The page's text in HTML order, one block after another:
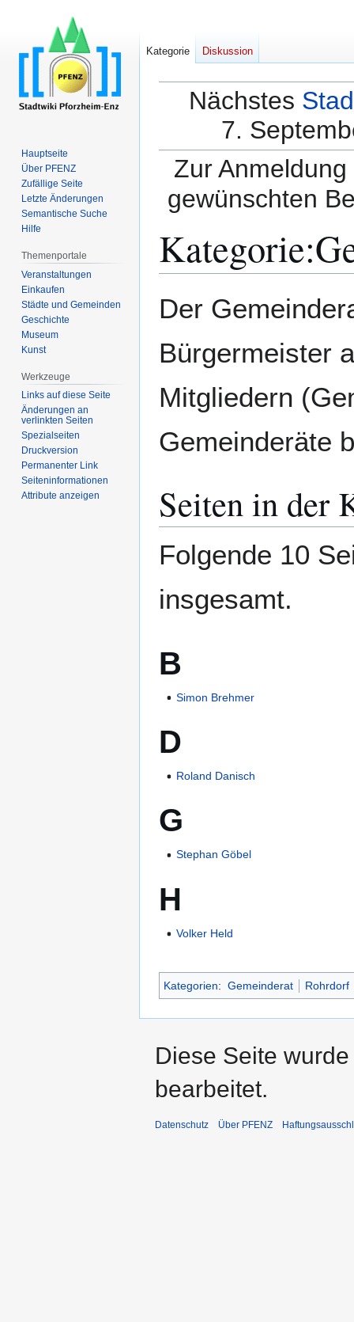
Nächstes
7.
Zur
gewünschten
Kategorie:
Navigation
Suche
Der
Bürgermeister
Mitgliedern
Gemeinderäte
Seiten in der
Folgende 10
insgesamt.
B
Simon Brehmer
D
Roland Danisch
G
Stephan Göbel
H
Volker Held
Kategorien: Gemeinderat Rohrdorf
Kategorie Diskussion
Hauptseite
Über PFENZ
Zufällige Seite
Letzte Änderungen
Semantische Suche
Hilfe
Themenportale
Veranstaltungen
Einkaufen
Städte und Gemeinden
Geschichte
Museum
Kunst
Werkzeuge
Links auf diese Seite
Änderungen an
verlinkten Seiten
Spezialseiten
Druckversion
Permanenter Link
Seiten­­informationen
Attribute anzeigen
Diese Seite
bearbeitet.
Datenschutz Über PFENZ